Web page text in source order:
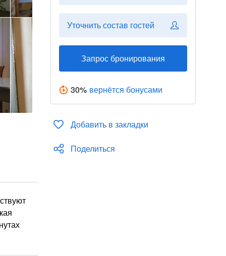
Уточнить состав гостей
Запрос бронирования
30% вернётся бонусами
Добавить в закладки
Поделиться